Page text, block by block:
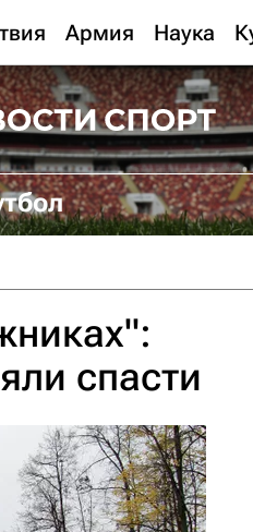
Армия Наука
спасти